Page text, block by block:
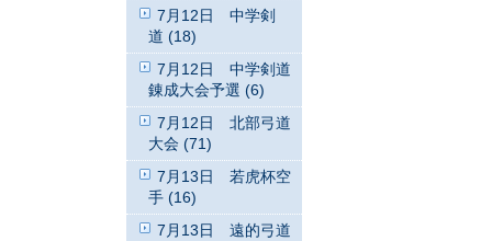
7月12日 中学剣
道 (18)
7月12日 中学剣道
錬成大会予選 (6)
7月12日 北部弓道
大会 (71)
7月13日 若虎杯空
手 (16)
7月13日 遠的弓道